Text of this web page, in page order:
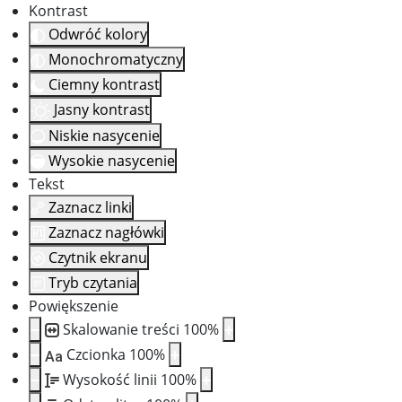
Kontrast
Odwróć kolory
Monochromatyczny
Ciemny kontrast
Jasny kontrast
Niskie nasycenie
Wysokie nasycenie
Tekst
Zaznacz linki
Zaznacz nagłówki
Czytnik ekranu
Tryb czytania
Powiększenie
Skalowanie treści 100%
Aa Czcionka 100%
Wysokość linii 100%